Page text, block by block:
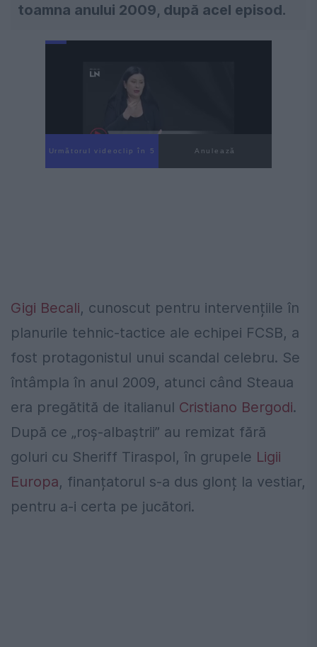
toamna anului 2009, după acel episod.
Următorul videoclip în 4 Anulează
Gigi Becali, cunoscut pentru intervențiile în
planurile tehnic-tactice ale echipei FCSB, a
fost protagonistul unui scandal celebru. Se
întâmpla în anul 2009, atunci când Steaua
era pregătită de italianul Cristiano Bergodi.
După ce „roș-albaștrii” au remizat fără
goluri cu Sheriff Tiraspol, în grupele Ligii
Europa, finanțatorul s-a dus glonț la vestiar,
pentru a-i certa pe jucători.